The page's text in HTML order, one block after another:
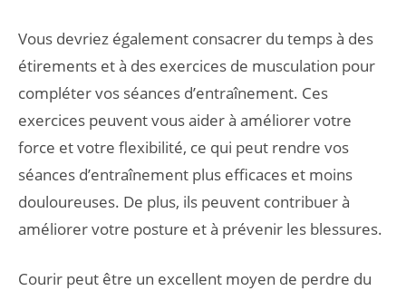
Vous devriez également consacrer du temps à des
étirements et à des exercices de musculation pour
compléter vos séances d’entraînement. Ces
exercices peuvent vous aider à améliorer votre
force et votre flexibilité, ce qui peut rendre vos
séances d’entraînement plus efficaces et moins
douloureuses. De plus, ils peuvent contribuer à
améliorer votre posture et à prévenir les blessures.
Courir peut être un excellent moyen de perdre du